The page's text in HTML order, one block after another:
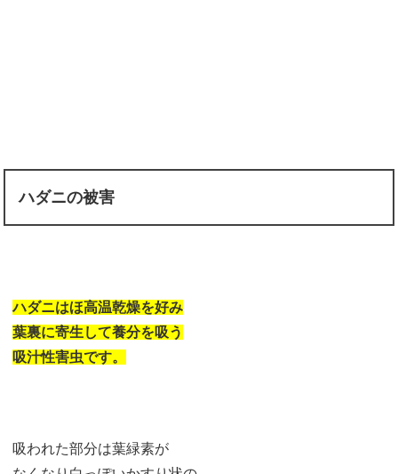
ハダニの被害
ハダニはほ高温乾燥を好み
葉裏に寄生して養分を吸う
吸汁性害虫です。
吸われた部分は葉緑素が